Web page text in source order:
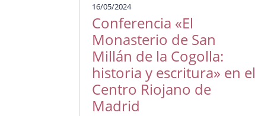
16/05/2024
Conferencia «El
Monasterio de San
Millán de la Cogolla:
historia y escritura» en el
Centro Riojano de
Madrid